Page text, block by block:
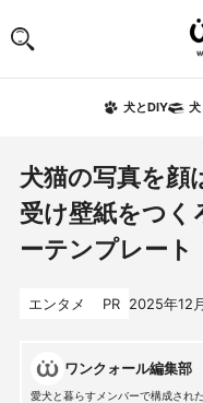
犬とDIY 犬
犬猫の写真を顔
受け壁紙をつ
ーテンプレート
エンタメ PR 2025年12
ワンクォール編集部
愛犬と暮らすメンバーで構成され